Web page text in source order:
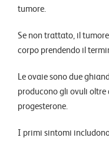
tumore.
Se non trattato, il
corpo prendendo il
Le ovaie sono due
producono gli ovuli
progesterone.
I primi sintomi